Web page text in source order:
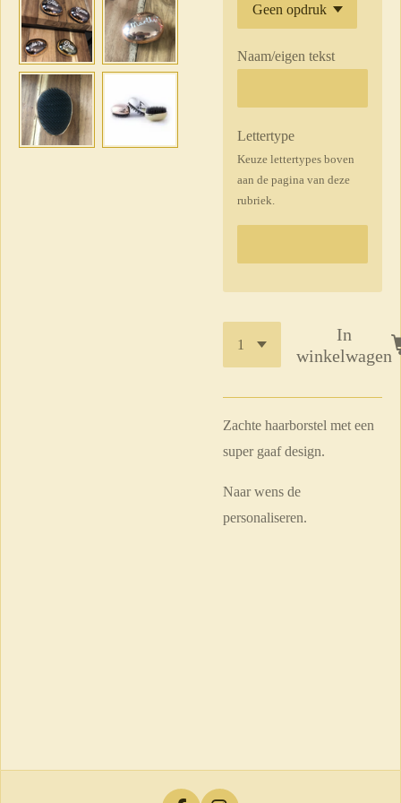
Naam/eigen tekst
Lettertype
Keuze lettertypes boven
aan de pagina van deze
rubriek.
In
winkelwagen
Zachte haarborstel met een
super gaaf design.
Naar wens de
personaliseren.